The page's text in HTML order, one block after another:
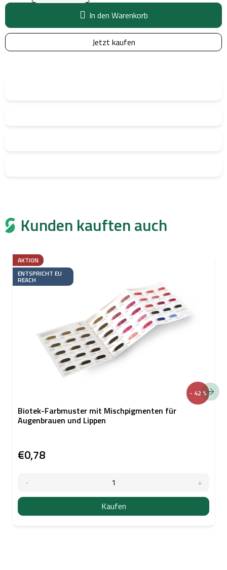
In den Warenkorb
Jetzt kaufen
Kunden kauften auch
- 42 %
AKTION
ENTSPRICHT EU
REACH
Biotek-Farbmuster mit Mischpigmenten für
Augenbrauen und Lippen
€0,78
Kaufen